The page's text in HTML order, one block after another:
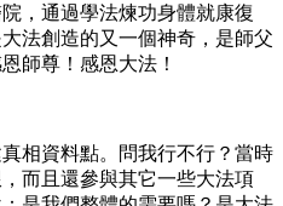
，通過學法煉功身體就康復
法創造的又一個神奇，是師父
師尊！感恩大法！
相資料點。問我行不行？當時
而且還參與其它一些大法項